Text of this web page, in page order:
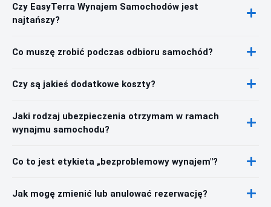
Czy EasyTerra Wynajem Samochodów jest
najtańszy?
Co muszę zrobić podczas odbioru samochód?
Czy są jakieś dodatkowe koszty?
Jaki rodzaj ubezpieczenia otrzymam w ramach
wynajmu samochodu?
Co to jest etykieta „bezproblemowy wynajem"?
Jak mogę zmienić lub anulować rezerwację?